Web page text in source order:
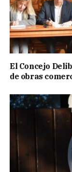
El Concejo
de obras